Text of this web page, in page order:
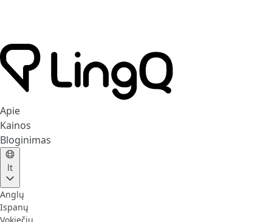
Apie
Kainos
Bloginimas
lt
Anglų
Ispanų
Vokiečių